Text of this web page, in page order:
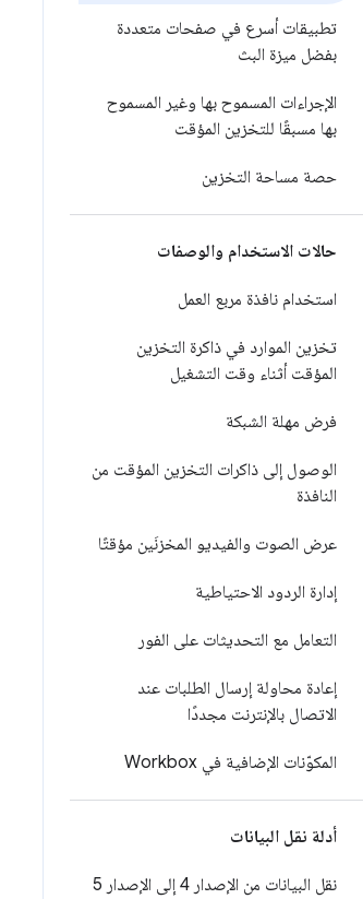
تطبيقات أسرع في صفحات متعددة
بفضل ميزة البث
الإجراءات المسموح بها وغير المسموح
بها مسبقًا للتخزين المؤقت
حصة مساحة التخزين
حالات الاستخدام والوصفات
استخدام نافذة مربع العمل
تخزين الموارد في ذاكرة التخزين
المؤقت أثناء وقت التشغيل
فرض مهلة الشبكة
الوصول إلى ذاكرات التخزين المؤقت من
النافذة
عرض الصوت والفيديو المخزنَين مؤقتًا
إدارة الردود الاحتياطية
التعامل مع التحديثات على الفور
إعادة محاولة إرسال الطلبات عند
الاتصال بالإنترنت مجددًا
المكوّنات الإضافية في Workbox
أدلة نقل البيانات
نقل البيانات من الإصدار 4 إلى الإصدار 5